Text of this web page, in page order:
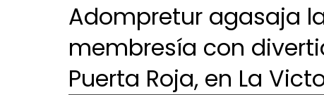
Adompretur agasaja
membresía con
Puerta Roja, en La